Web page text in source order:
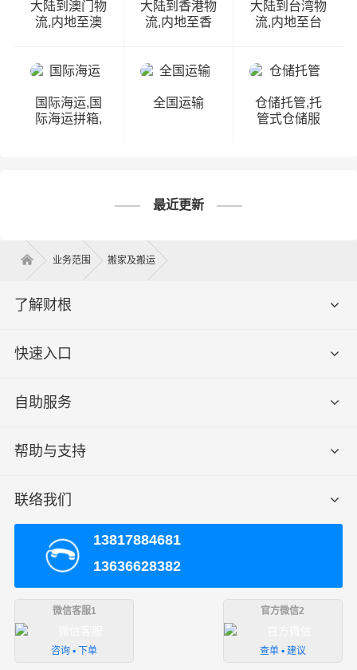
大陆到澳门物
流,内地至澳
专线物流
大陆到香港物
流,内地至香
物流专线
大陆到台湾物
流,内地至台
物流专线
国际海运,国
际海运拼箱,
全国运输
仓储托管,托
管式仓储服
最近更新
业务范围 搬家及搬运
了解财根
快速入口
自助服务
帮助与支持
联络我们
13817884681
13636628382
微信客服1
咨询 ▪ 下单
官方微信2
查单 ▪ 建议